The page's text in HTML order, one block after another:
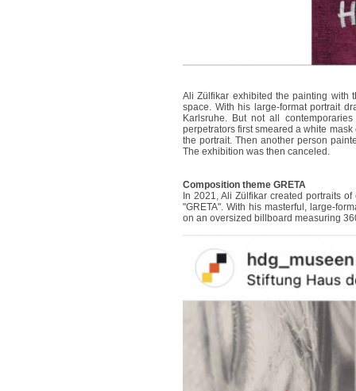
Ali Zülfikar exhibited the painting with
space. With his large-format portrait
Karlsruhe. But not all
perpetrators first smeared a white
the portrait. Then another person
The exhibition was then canceled.
Composition theme GRETA
In 2021, Ali Zülfikar created portraits
"GRETA". With his masterful, large-
on an oversized billboard measuring